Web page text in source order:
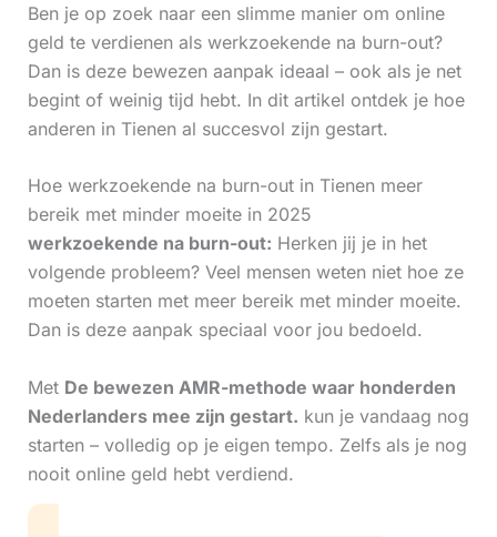
Ben je op zoek naar een slimme manier om online
geld te verdienen als werkzoekende na burn-out?
Dan is deze bewezen aanpak ideaal – ook als je net
begint of weinig tijd hebt. In dit artikel ontdek je hoe
anderen in Tienen al succesvol zijn gestart.
Hoe werkzoekende na burn-out in Tienen meer
bereik met minder moeite in 2025
werkzoekende na burn-out: Herken jij je in het
volgende probleem? Veel mensen weten niet hoe ze
moeten starten met meer bereik met minder moeite.
Dan is deze aanpak speciaal voor jou bedoeld.
Met De bewezen AMR-methode waar honderden
Nederlanders mee zijn gestart. kun je vandaag nog
starten – volledig op je eigen tempo. Zelfs als je nog
nooit online geld hebt verdiend.